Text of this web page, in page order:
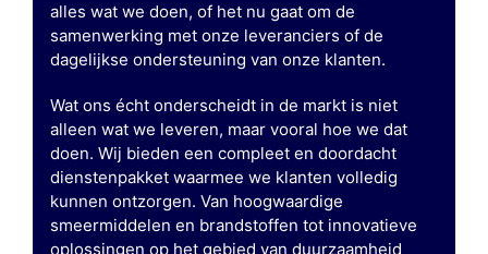
alles wat we doen, of het nu gaat om de
samenwerking met onze leveranciers of de
dagelijkse ondersteuning van onze klanten.
Wat ons écht onderscheidt in de markt is niet
alleen wat we leveren, maar vooral hoe we dat
doen. Wij bieden een compleet en doordacht
dienstenpakket waarmee we klanten volledig
kunnen ontzorgen. Van hoogwaardige
smeermiddelen en brandstoffen tot innovatieve
oplossingen op het gebied van duurzaamheid